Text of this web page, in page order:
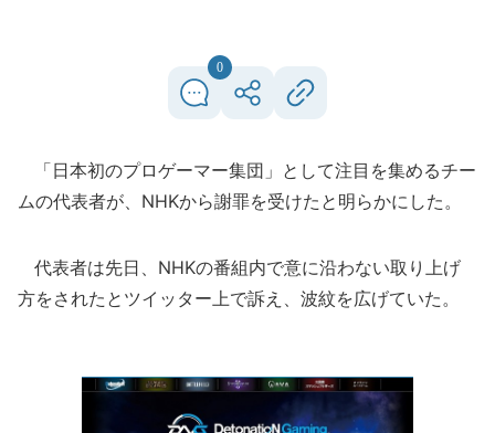
0
「日本初のプロゲーマー集団」として注目を集めるチー
ムの代表者が、NHKから謝罪を受けたと明らかにした。
代表者は先日、NHKの番組内で意に沿わない取り上げ
方をされたとツイッター上で訴え、波紋を広げていた。